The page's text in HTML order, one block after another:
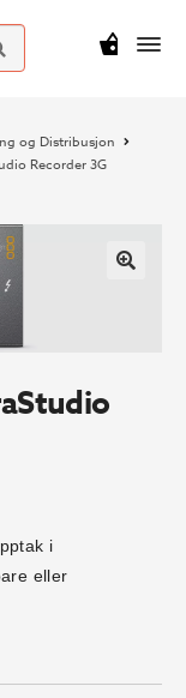
kr0
og Distribusjon
Recorder 3G
i
eller